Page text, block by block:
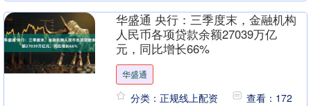
比增长4.1%。其中，第一产业增加值
383....
华盛通 央行：三季度末，金融机构
人民币各项贷款余额27039万亿
元，同比增长66%
华盛通
分类：正规线上配资 查看：172